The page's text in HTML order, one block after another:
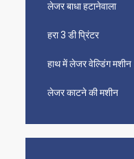
लेजर बाधा हटानेवाला
हरा 3 डी प्रिंटर
हाथ में लेजर वेल्डिंग मशीन
लेजर काटने की मशीन